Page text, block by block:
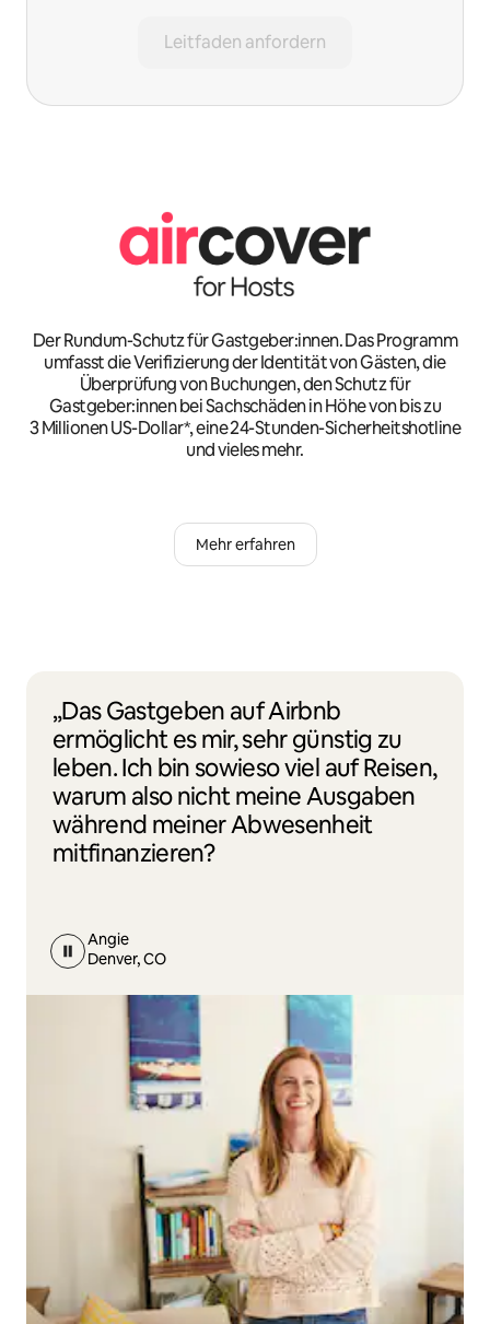
Leitfaden anfordern
Der Rundum-Schutz für Gastgeber:innen. Das Programm
umfasst die Verifizierung der Identität von Gästen, die
Überprüfung von Buchungen, den Schutz für
Gastgeber:innen bei Sachschäden in Höhe von bis zu
3 Millionen US-Dollar*, eine 24-Stunden-Sicherheitshotline
und vieles mehr.
Mehr erfahren
„Das Gastgeben auf Airbnb
ermöglicht es mir, sehr günstig zu
leben. Ich bin sowieso viel auf Reisen,
warum also nicht meine Ausgaben
während meiner Abwesenheit
mitfinanzieren?
Angie
Denver, CO